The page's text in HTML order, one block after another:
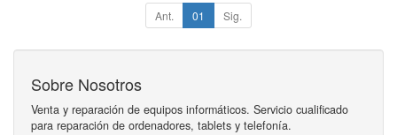
Ant. 01 Sig.
Sobre Nosotros
Venta y reparación de equipos informáticos. Servicio cualificado
para reparación de ordenadores, tablets y telefonía.